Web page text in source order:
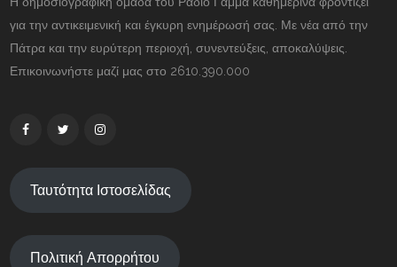
για την αντικειμενική και έγκυρη ενημέρωσή σας. Με νέα από την
Πάτρα και την ευρύτερη περιοχή, συνεντεύξεις, αποκαλύψεις.
Επικοινωνήστε μαζί μας στο 2610.390.000
Ταυτότητα Ιστοσελίδας
Πολιτική Απορρήτου